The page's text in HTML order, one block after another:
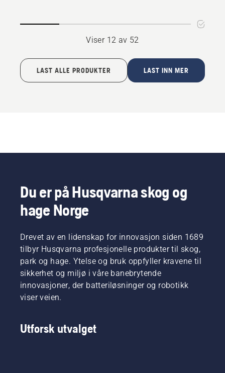
Viser 12 av 52
LAST ALLE PRODUKTER LAST INN MER
Du er på Husqvarna skog og
hage Norge
Drevet av en lidenskap for innovasjon siden 1689
tilbyr Husqvarna profesjonelle produkter til skog,
park og hage. Ytelse og bruk oppfyller kravene til
sikkerhet og miljø i våre banebrytende
innovasjoner, der batteriløsninger og robotikk
viser veien.
Utforsk utvalget